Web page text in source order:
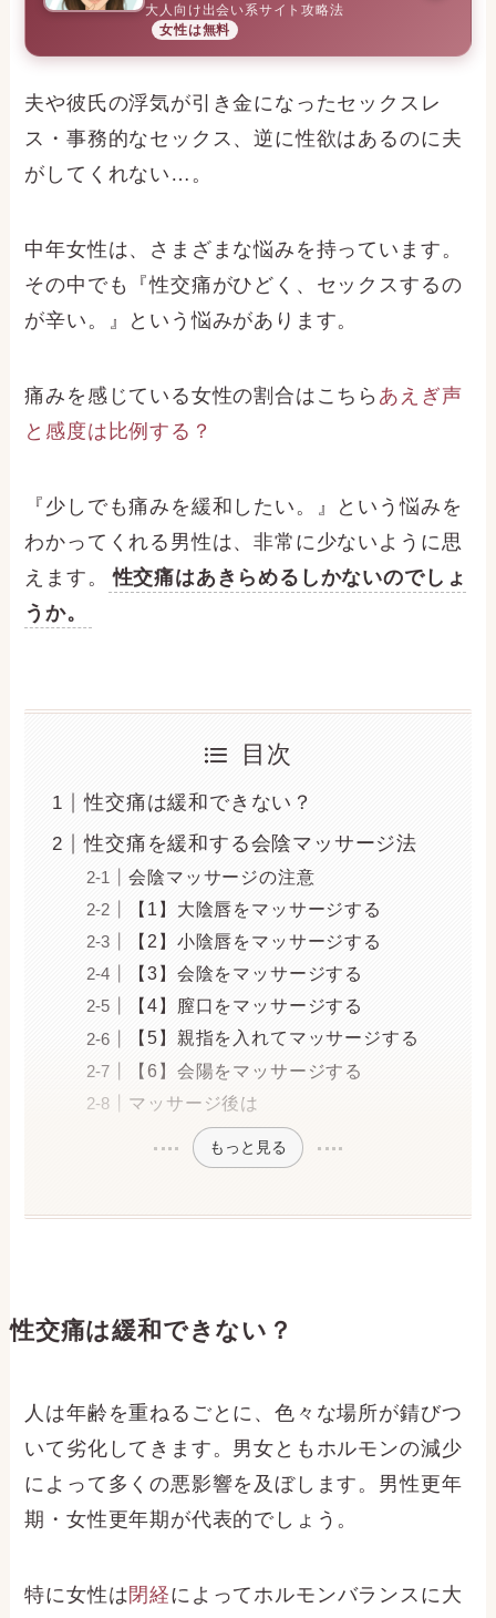
大人向け出会い系サイト攻略法
女性は無料
夫や彼氏の浮気が引き金になったセックスレ
ス・事務的なセックス、逆に性欲はあるのに夫
がしてくれない…。
中年女性は、さまざまな悩みを持っています。
その中でも『性交痛がひどく、セックスするの
が辛い。』という悩みがあります。
痛みを感じている女性の割合はこちら あえぎ声
と感度は比例する？
『少しでも痛みを緩和したい。』という悩みを
わかってくれる男性は、非常に少ないように思
えます。
性交痛はあきらめるしかないのでしょ
うか。
目次
性交痛は緩和できない？
性交痛を緩和する会陰マッサージ法
会陰マッサージの注意
【1】大陰唇をマッサージする
【2】小陰唇をマッサージする
【3】会陰をマッサージする
【4】膣口をマッサージする
【5】親指を入れてマッサージする
【6】会陽をマッサージする
マッサージ後は
もっと見る
性交痛は緩和できない？
人は年齢を重ねるごとに、色々な場所が錆びつ
いて劣化してきます。男女ともホルモンの減少
によって多くの悪影響を及ぼします。男性更年
期・女性更年期が代表的でしょう。
特に女性は閉経によってホルモンバランスに大